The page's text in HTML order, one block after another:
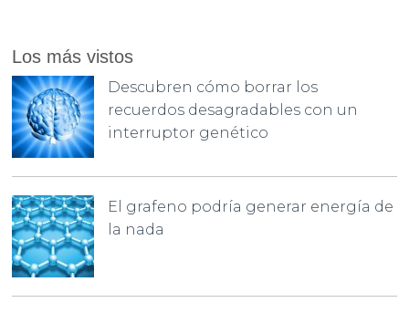
Los más vistos
Descubren cómo borrar los
recuerdos desagradables con un
interruptor genético
El grafeno podría generar energía de
la nada